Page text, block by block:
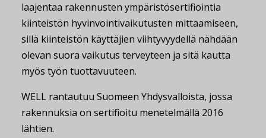
laajentaa rakennusten ympäristösertifiointia
kiinteistön hyvinvointivaikutusten mittaamiseen,
sillä kiinteistön käyttäjien viihtyvyydellä nähdään
olevan suora vaikutus terveyteen ja sitä kautta
myös työn tuottavuuteen.
WELL rantautuu Suomeen Yhdysvalloista, jossa
rakennuksia on sertifioitu menetelmällä 2016
lähtien.